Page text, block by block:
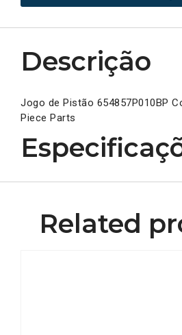
Descrição
Jogo de Pistão 654857P010BP
Piece Parts
Related